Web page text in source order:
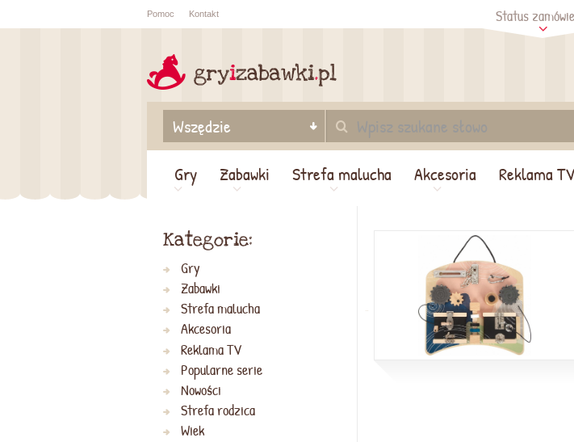
Sprawdź status
Pomoc Kontakt Status
Gry
Zabawki Strefa malucha Akcesoria Reklama TV
Kategorie:
Gry
Zabawki
Strefa malucha
Akcesoria
Reklama TV
Popularne serie
Nowości
Strefa rodzica
Wiek